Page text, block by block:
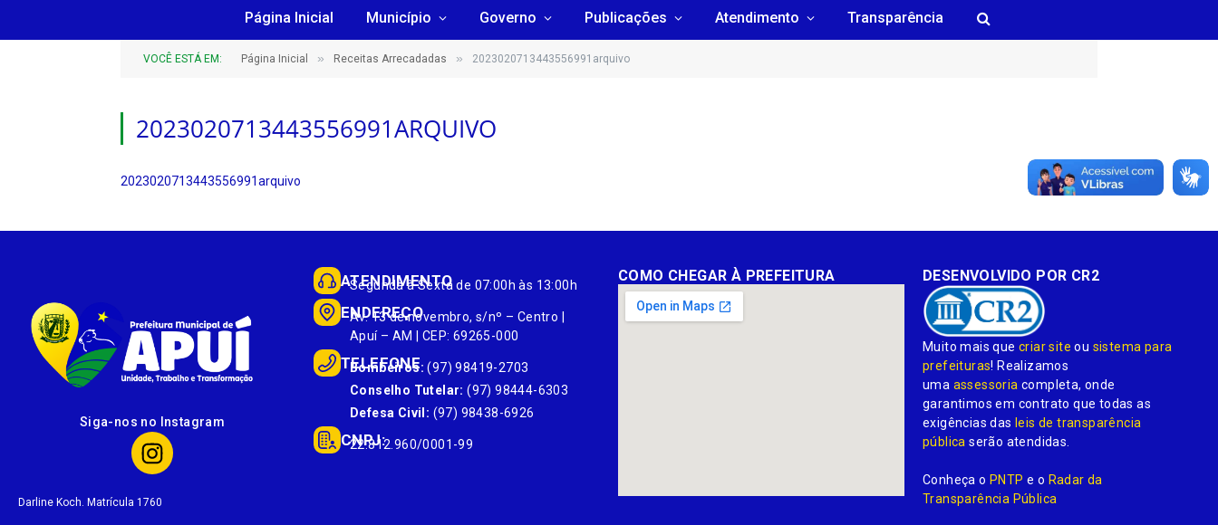
Página Inicial Município Governo Publicações Atendimento Transparência
VOCÊ ESTÁ EM: Página Inicial » Receitas Arrecadadas » 2023020713443556991arquivo
2023020713443556991ARQUIVO
2023020713443556991arquivo
Siga-nos no Instagram
Darline Koch. Matrícula 1760
ATENDIMENTO
Segunda à Sexta de 07:00h às 13:00h
ENDEREÇO
Av. 13 de novembro, s/nº – Centro |
Apuí – AM | CEP: 69265-000
TELEFONE
Bombeiros: (97) 98419-2703
Conselho Tutelar: (97) 98444-6303
Defesa Civil: (97) 98438-6926
CNPJ:
22.812.960/0001-99
COMO CHEGAR À PREFEITURA DESENVOLVIDO POR CR2
Muito mais quecriar site ou sistema para
prefeituras! Realizamos
uma assessoria completa, onde
garantimos em contrato que todas as
exigências dasleis de transparência
pública serão atendidas.
Conheça oPNTP e o Radar da
Transparência Pública